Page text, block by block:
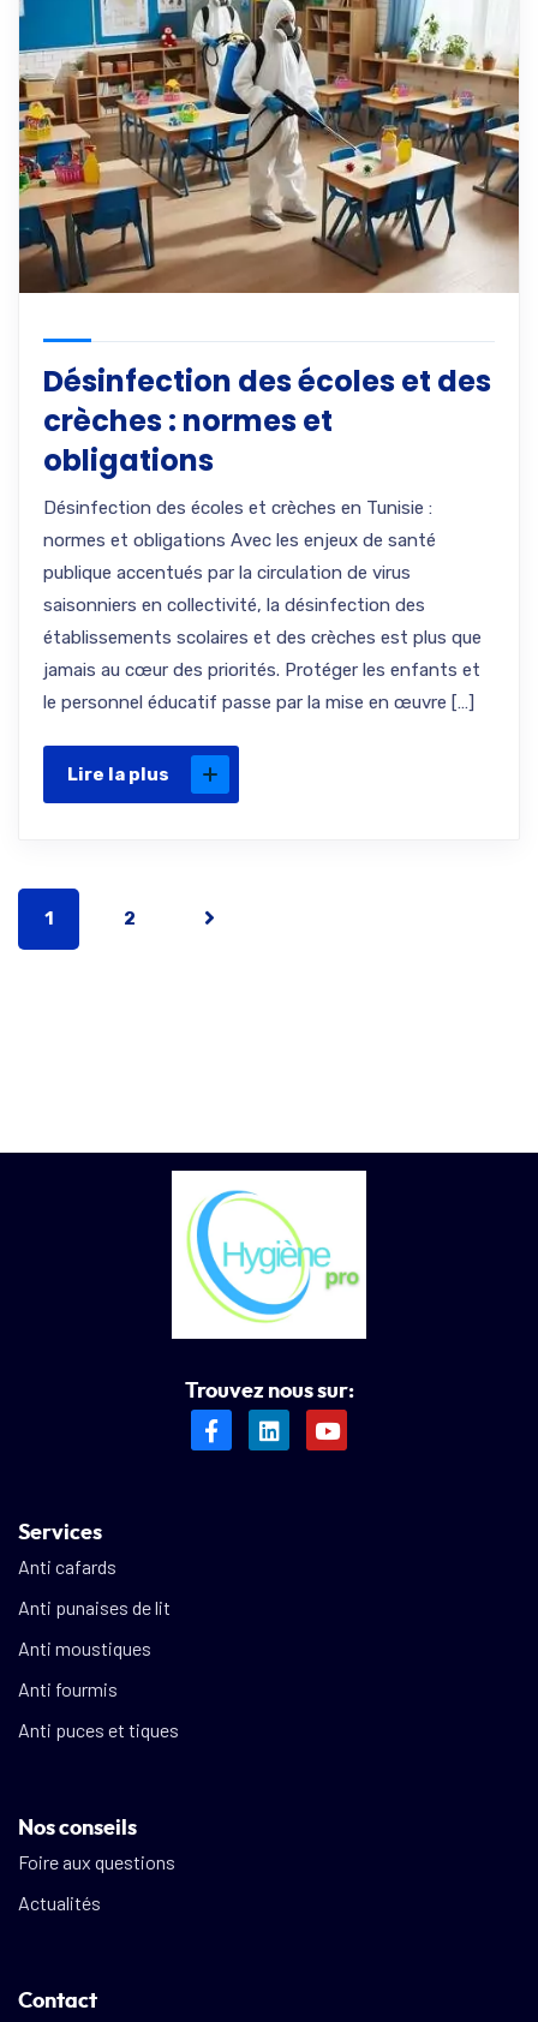
Désinfection des écoles et des
crèches : normes et
obligations
Désinfection des écoles et crèches en Tunisie :
normes et obligations Avec les enjeux de santé
publique accentués par la circulation de virus
saisonniers en collectivité, la désinfection des
établissements scolaires et des crèches est plus que
jamais au cœur des priorités. Protéger les enfants et
le personnel éducatif passe par la mise en œuvre […]
Lire la plus
1 2
Trouvez nous sur:
Services
Anti cafards
Anti punaises de lit
Anti moustiques
Anti fourmis
Anti puces et tiques
Nos conseils
Foire aux questions
Actualités
Contact